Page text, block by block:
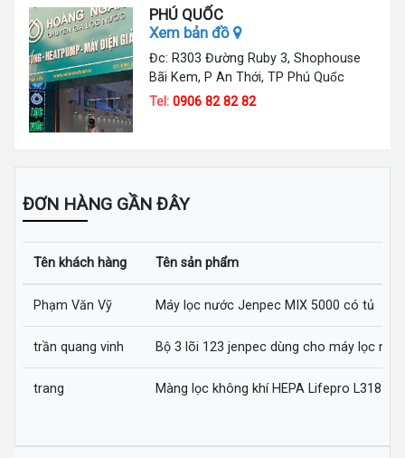
PHÚ QUỐC
Xem bản đồ
Đc: R303 Đường Ruby 3, Shophouse
Bãi Kem, P An Thới, TP Phú Quốc
Tel:0906 82 82 82
ĐƠN HÀNG GẦN ĐÂY
Tên khách hàng Tên sản phẩm
Phạm Văn Vỹ Máy lọc nước Jenpec MIX 5000 có tủ
trần quang vinh Bộ 3 lõi 123 jenpec dùng cho máy lọc
trang Màng lọc không khí HEPA Lifepro L318-AZ